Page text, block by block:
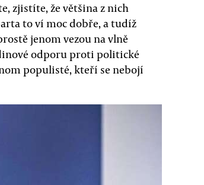
zjistíte, že většina z nich
to ví moc dobře, a tudíž
jenom vezou na vlně
odporu proti politické
populisté, kteří se nebojí